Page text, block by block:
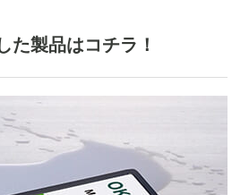
た製品はコチラ！